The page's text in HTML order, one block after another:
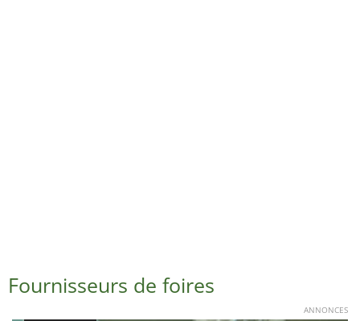
Fournisseurs de foires
ANNONCES